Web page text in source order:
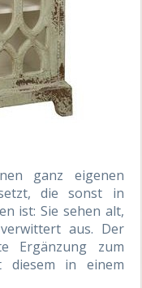
ganz eigenen
die sonst in
ist: Sie sehen alt,
aus. Der
Ergänzung zum
diesem in einem